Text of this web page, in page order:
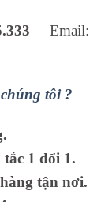
– Email:
tôi ?
1 đổi 1.
tận nơi.